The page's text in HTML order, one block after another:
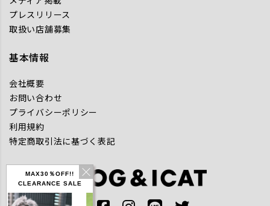
MAX30％OFF!!
CLEARANCE SALE
プレスリリース
取扱い店舗募集
基本情報
会社概要
お問い合わせ
プライバシーポリシー
利用規約
特定商取引法に基づく表記